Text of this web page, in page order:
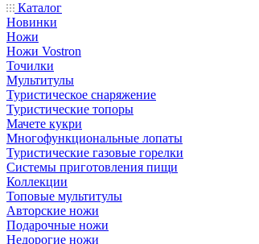
Каталог
Новинки
Ножи
Ножи Vostron
Точилки
Мультитулы
Туристическое снаряжение
Туристические топоры
Мачете кукри
Многофункциональные лопаты
Туристические газовые горелки
Системы приготовления пищи
Коллекции
Топовые мультитулы
Авторские ножи
Подарочные ножи
Недорогие ножи